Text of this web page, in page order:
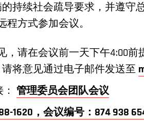
的持续社会疏导要求，并遵守
程方式参加会议。
，请在会议前一天下午4:00
将意见通过电子邮件发送至
： 管理委员会团队会议
1620，会议编号：874 938